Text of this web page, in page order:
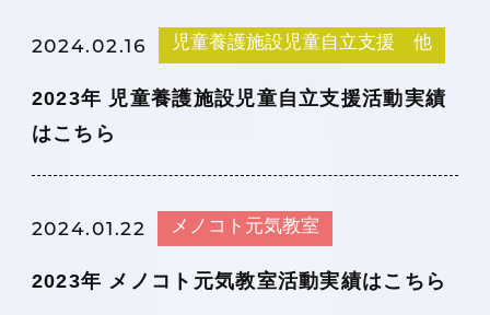
2024.02.16 児童養護施設児童自立支援 他
2023年 児童養護施設児童自立支援活動実績
はこちら
2024.01.22 メノコト元気教室
2023年 メノコト元気教室活動実績はこちら